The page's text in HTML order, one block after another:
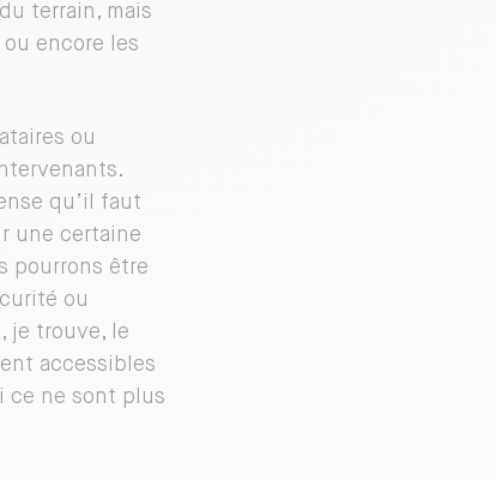
terrain, mais
encore les
ou
qu’il faut
une certaine
pourrons être
ou
je trouve, le
accessibles
ce ne sont plus